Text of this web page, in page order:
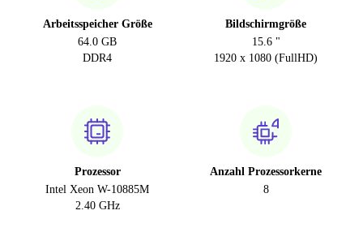
Arbeitsspeicher Größe
64.0 GB
DDR4
Bildschirmgröße
15.6 "
1920 x 1080 (FullHD)
Prozessor
Intel Xeon W-10885M
2.40 GHz
Anzahl Prozessorkerne
8